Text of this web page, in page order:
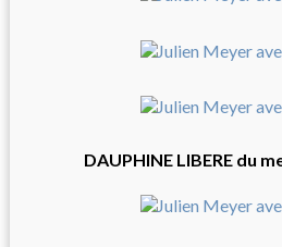
DAUPHINE LIBERE du